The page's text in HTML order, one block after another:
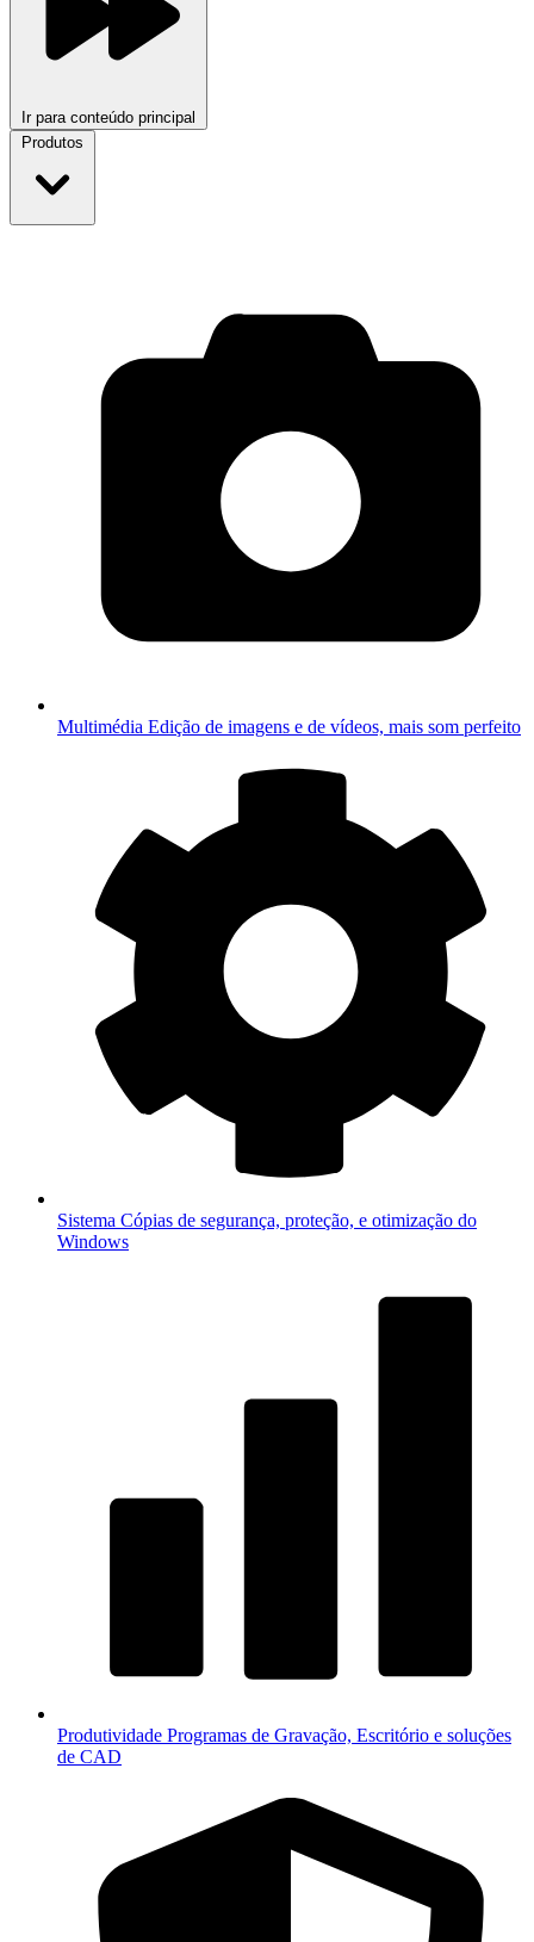
Ir para conteúdo principal
Produtos
Multimédia Edição de imagens e de vídeos, mais som perfeito
Sistema Cópias de segurança, proteção, e otimização do
Windows
Produtividade Programas de Gravação, Escritório e soluções
de CAD